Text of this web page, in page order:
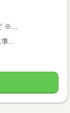
※...
...